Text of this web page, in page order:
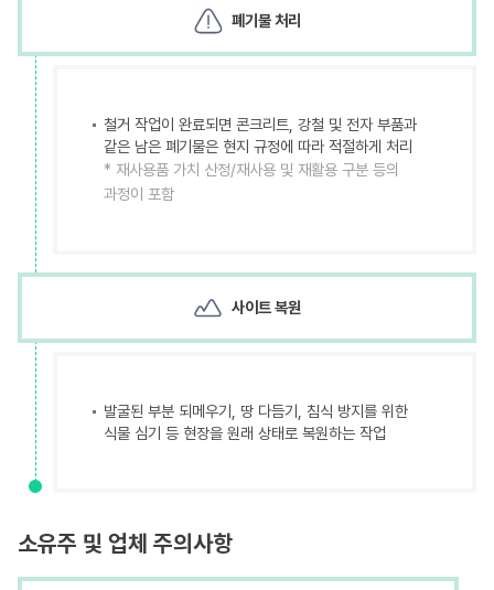
폐기물 처리
철거 작업이 완료되면 콘크리트, 강철 및 전자 부품과
같은 남은 폐기물은 현지 규정에 따라 적절하게 처리
* 재사용품 가치 산정/재사용 및 재활용 구분 등의
과정이 포함
사이트 복원
발굴된 부분 되메우기, 땅 다듬기, 침식 방지를 위한
식물 심기 등 현장을 원래 상태로 복원하는 작업
소유주 및 업체 주의사항